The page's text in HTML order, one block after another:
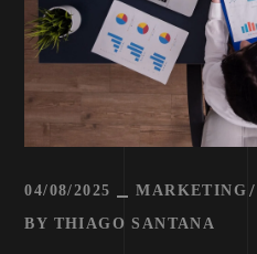
04/08/2025 MARKETING
BY THIAGO SANTANA